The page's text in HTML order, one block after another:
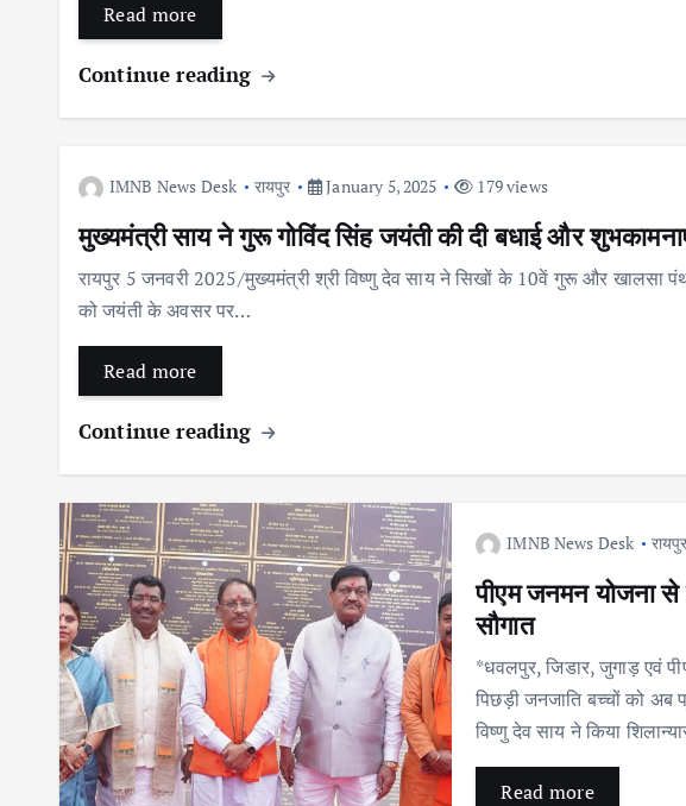
Read more
Continue reading
IMNB News Desk रायपुर January 5, 2025 179 views
मुख्यमंत्री साय ने गुरू गोविंद सिंह जयंती की दी बधाई और
रायपुर 5 जनवरी 2025/मुख्यमंत्री श्री विष्णु देव साय ने सिखों के 10वें गुरू और खालसा
को जयंती के अवसर पर…
Read more
Continue reading
IMNB News Desk रायपुर
पीएम जनमन योजना से
सौगात
*धवलपुर, जिडार, जुगाड़ एवं
पिछड़ी जनजाति बच्चों को अब
विष्णु देव साय ने किया
Read more